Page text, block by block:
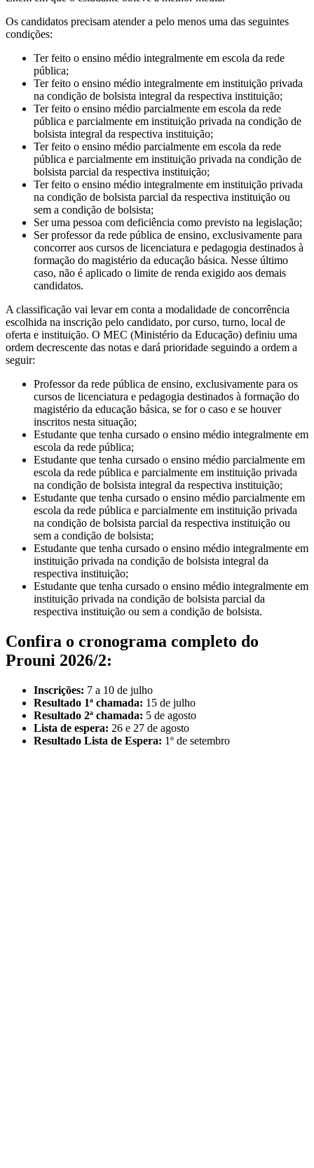
Os candidatos precisam atender a pelo menos uma das seguintes
condições:
Ter feito o ensino médio integralmente em escola da rede
pública;
Ter feito o ensino médio integralmente em instituição privada
na condição de bolsista integral da respectiva instituição;
Ter feito o ensino médio parcialmente em escola da rede
pública e parcialmente em instituição privada na condição de
bolsista integral da respectiva instituição;
Ter feito o ensino médio parcialmente em escola da rede
pública e parcialmente em instituição privada na condição de
bolsista parcial da respectiva instituição;
Ter feito o ensino médio integralmente em instituição privada
na condição de bolsista parcial da respectiva instituição ou
sem a condição de bolsista;
Ser uma pessoa com deficiência como previsto na legislação;
Ser professor da rede pública de ensino, exclusivamente para
concorrer aos cursos de licenciatura e pedagogia destinados à
formação do magistério da educação básica. Nesse último
caso, não é aplicado o limite de renda exigido aos demais
candidatos.
A classificação vai levar em conta a modalidade de concorrência
escolhida na inscrição pelo candidato, por curso, turno, local de
oferta e instituição. O MEC (Ministério da Educação) definiu uma
ordem decrescente das notas e dará prioridade seguindo a ordem a
seguir:
Professor da rede pública de ensino, exclusivamente para os
cursos de licenciatura e pedagogia destinados à formação do
magistério da educação básica, se for o caso e se houver
inscritos nesta situação;
Estudante que tenha cursado o ensino médio integralmente em
escola da rede pública;
Estudante que tenha cursado o ensino médio parcialmente em
escola da rede pública e parcialmente em instituição privada
na condição de bolsista integral da respectiva instituição;
Estudante que tenha cursado o ensino médio parcialmente em
escola da rede pública e parcialmente em instituição privada
na condição de bolsista parcial da respectiva instituição ou
sem a condição de bolsista;
Estudante que tenha cursado o ensino médio integralmente em
instituição privada na condição de bolsista integral da
respectiva instituição;
Estudante que tenha cursado o ensino médio integralmente em
instituição privada na condição de bolsista parcial da
respectiva instituição ou sem a condição de bolsista.
Confira o cronograma completo do
Prouni 2026/2:
Inscrições: 7 a 10 de julho
Resultado 1ª chamada: 15 de julho
Resultado 2ª chamada: 5 de agosto
Lista de espera: 26 e 27 de agosto
Resultado Lista de Espera: 1º de setembro